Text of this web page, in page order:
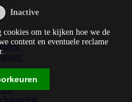
om te kijken hoe we de
content en eventuele reclame